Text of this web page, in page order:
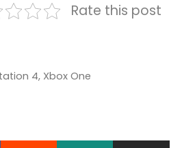
Rate this post
4, Xbox One